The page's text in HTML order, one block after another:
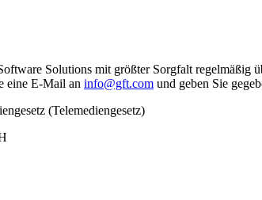
Solutions mit größter Sorgfalt regelmäßig
eine E-Mail an info@gft.com und geben Sie
(Telemediengesetz)